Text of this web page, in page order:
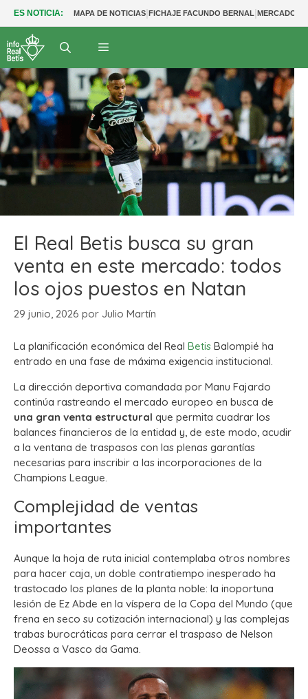
ES NOTICIA: MAPA DE NOTICIAS|FICHAJE FACUNDO BERNAL|MERCADO
El Real Betis busca su gran
venta en este mercado: todos
los ojos puestos en Natan
29 junio, 2026 por Julio Martín
La planificación económica del Real Betis Balompié ha
entrado en una fase de máxima exigencia institucional.
La dirección deportiva comandada por Manu Fajardo
continúa rastreando el mercado europeo en busca de
una gran venta estructural que permita cuadrar los
balances financieros de la entidad y, de este modo, acudir
a la ventana de traspasos con las plenas garantías
necesarias para inscribir a las incorporaciones de la
Champions League.
Complejidad de ventas
importantes
Aunque la hoja de ruta inicial contemplaba otros nombres
para hacer caja, un doble contratiempo inesperado ha
trastocado los planes de la planta noble: la inoportuna
lesión de Ez Abde en la víspera de la Copa del Mundo (que
frena en seco su cotización internacional) y las complejas
trabas burocráticas para cerrar el traspaso de Nelson
Deossa a Vasco da Gama.